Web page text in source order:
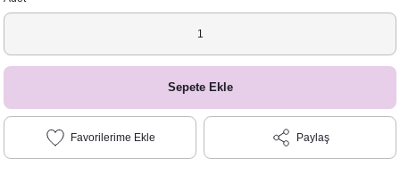
Sepete Ekle
Paylaş